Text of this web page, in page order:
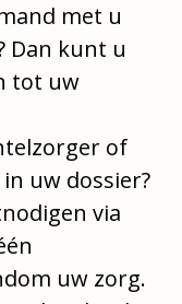
met u
Dan kunt u
tot uw
of
uw dossier?
via
uw zorg.